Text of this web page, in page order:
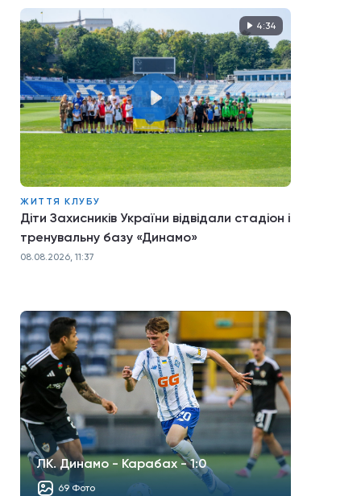
4:34
ЖИТТЯ КЛУБУ
Діти Захисників України відвідали стадіон і
тренувальну базу «Динамо»
08.08.2026, 11:37
ЛК. Динамо - Карабах - 1:0
69 Фото